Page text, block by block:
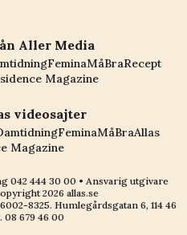
Aller Media
FeminaMåBraRecept
Magazine
videosajter
FeminaMåBraAllas
Magazine
042 444 30 00 • Ansvarig utgivare
2026 allas.se
8325. Humlegårdsgatan 6, 114 46
08 679 46 00